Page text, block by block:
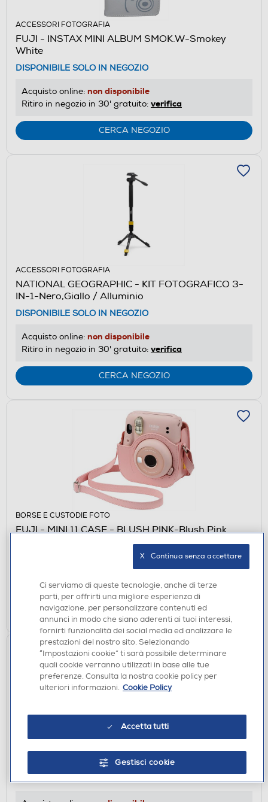
ACCESSORI FOTOGRAFIA
FUJI - INSTAX MINI ALBUM SMOK.W-Smokey
White
DISPONIBILE SOLO IN NEGOZIO
Acquisto online: non disponibile
Ritiro in negozio in 30' gratuito: verifica
CERCA NEGOZIO
ACCESSORI FOTOGRAFIA
NATIONAL GEOGRAPHIC - KIT FOTOGRAFICO 3-
IN-1-Nero,Giallo / Alluminio
DISPONIBILE SOLO IN NEGOZIO
Acquisto online: non disponibile
Ritiro in negozio in 30' gratuito: verifica
CERCA NEGOZIO
BORSE E CUSTODIE FOTO
FUJI - MINI 11 CASE - BLUSH PINK-Blush Pink
DISPONIBILE SOLO IN NEGOZIO
non disponibile
Ritiro in negozio in 30' gratuito:verifica
CERCA NEGOZIO
FUJI - INSTAX MINI ALBUM FL. P.-Flamingo Pink
DISPONIBILE SOLO IN NEGOZIO
Ci serviamo di queste tecnologie, anche di terze
parti, per offrirti una migliore esperienza di
navigazione, per personalizzare contenuti ed
annunci in modo che siano aderenti ai tuoi interessi,
fornirti funzionalità dei social media ed analizzare le
prestazioni del nostro sito. Selezionando
“Impostazioni cookie” ti sarà possibile determinare
quali cookie verranno utilizzati in base alle tue
preferenze. Consulta la nostra cookie policy per
ulteriori informazioni. Cookie Policy
Accetta tutti
Gestisci cookie
X   Continua senza accettare